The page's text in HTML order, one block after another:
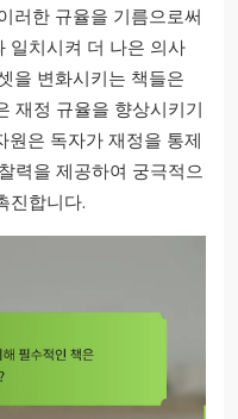
러한 규율을 기름으로써
일치시켜 더 나은 의사
을 변화시키는 책들은
재정 규율을 향상시키기
원은 독자가 재정을 통제
력을 제공하여 궁극적으
진합니다.